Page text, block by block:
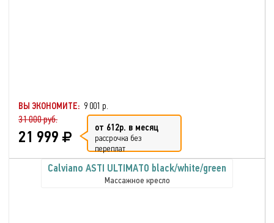
ВЫ ЭКОНОМИТЕ: 9 001 р.
31 000 руб.
21 999 от 612р. в месяц
рассрочка без
переплат
Calviano ASTI ULTIMATO black/white/green
Массажное кресло